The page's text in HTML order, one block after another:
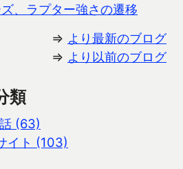
、ラプター強さの遷移
⇒ より最新のブログ
⇒ より以前のブログ
類
(63)
イト (103)